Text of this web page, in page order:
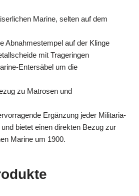
Marine, selten auf dem
Abnahmestempel auf der Klinge
mit Trageringen
Entersäbel um die
zu Matrosen und
Ergänzung jeder Militaria-
bietet einen direkten Bezug zur
Marine um 1900.